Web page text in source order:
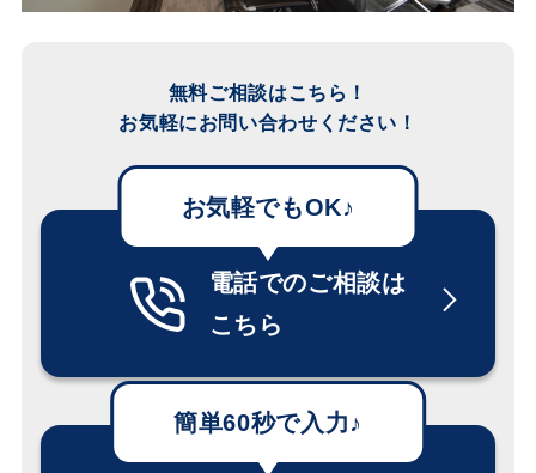
無料ご相談はこちら！
お気軽にお問い合わせください！
電話でのご相談は
こちら